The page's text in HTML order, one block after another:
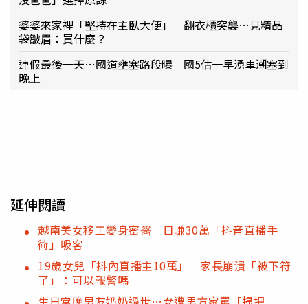
婆婆來家裡「堅持在主臥大便」 翻衣櫃突襲…見精品
袋皺眉：買什麼？
連假最後一天…國道壅塞路段曝 國5估一早湧車潮塞到
晚上
延伸閱讀
越南美女移工變身密醫 日賺30萬「抖音直播手
術」吸客
19歲女兒「抖內直播主10萬」 家長崩潰「被下符
了」：可以報警嗎